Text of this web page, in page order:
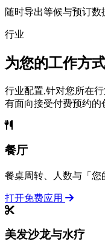
随时导出等候与预订数
行业
为您的工作方式
行业配置,针对您所在
有面向接受付费预约的
餐厅
餐桌周转、人数与「您
打开免费应用
美发沙龙与水疗